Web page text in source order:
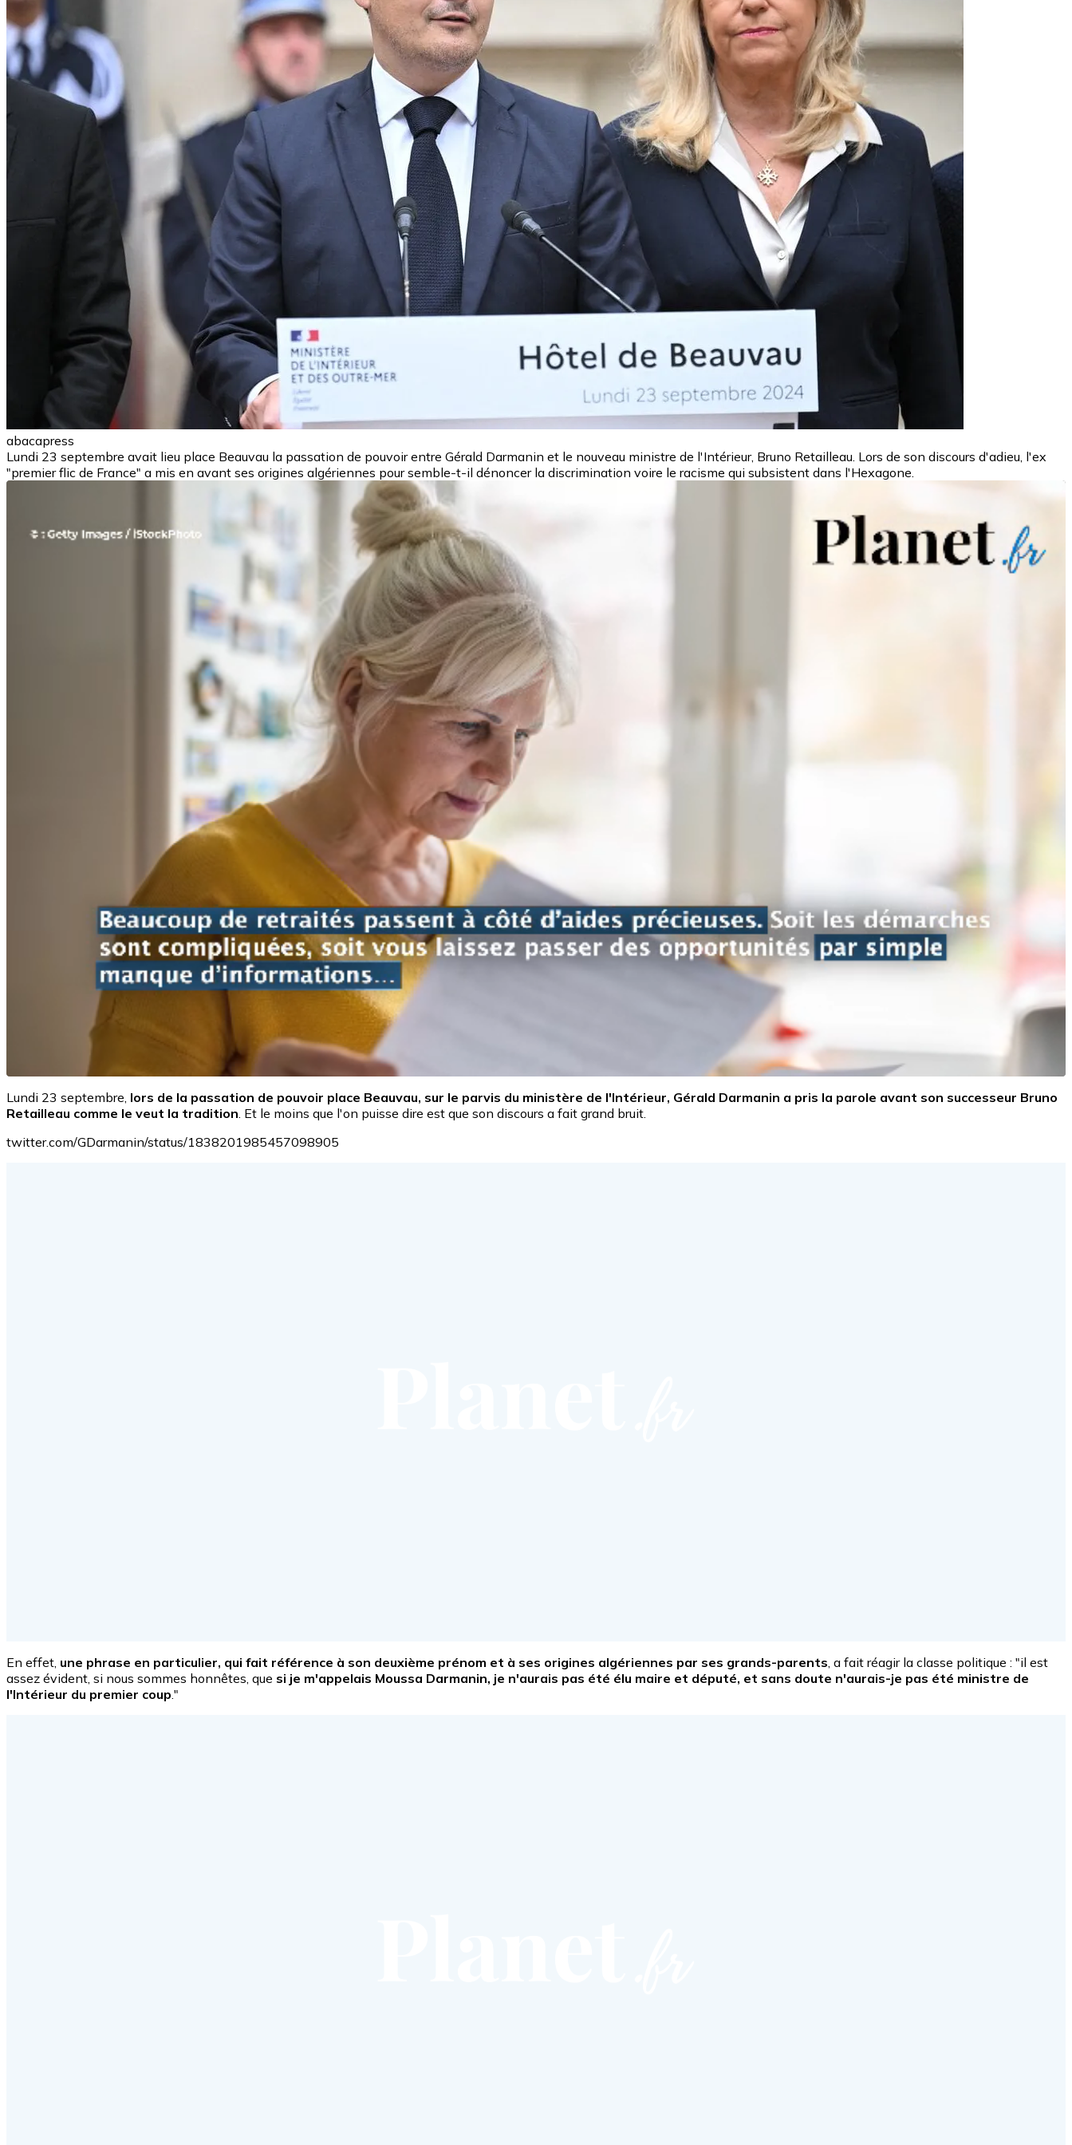
abacapress
Lundi 23 septembre avait lieu place Beauvau la passation de pouvoir entre Gérald Darmanin et le nouveau ministre de l'Intérieur, Bruno Retailleau. Lors de son discours d'adieu, l'ex
"premier flic de France" a mis en avant ses origines algériennes pour semble-t-il dénoncer la discrimination voire le racisme qui subsistent dans l'Hexagone.
Lundi 23 septembre, lors de la passation de pouvoir place Beauvau, sur le parvis du ministère de l'Intérieur, Gérald Darmanin a pris la parole avant son successeur Bruno
Retailleau comme le veut la tradition . Et le moins que l'on puisse dire est que son discours a fait grand bruit.
twitter.com/GDarmanin/status/1838201985457098905
En effet, une phrase en particulier, qui fait référence à son deuxième prénom et à ses origines algériennes par ses grands-parents , a fait réagir la classe politique : "il est
assez évident, si nous sommes honnêtes, que si je m'appelais Moussa Darmanin, je n'aurais pas été élu maire et député, et sans doute n'aurais-je pas été ministre de
l'Intérieur du premier coup ."